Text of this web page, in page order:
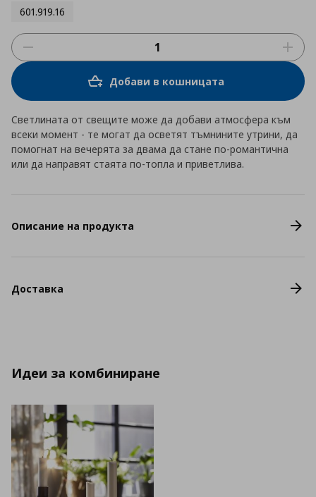
601.919.16
Добави в кошницата
Светлината от свещите може да добави атмосфера към
всеки момент - те могат да осветят тъмнините утрини, да
помогнат на вечерята за двама да стане по-романтична
или да направят стаята по-топла и приветлива.
Описание на продукта
Доставка
Идеи за комбиниране